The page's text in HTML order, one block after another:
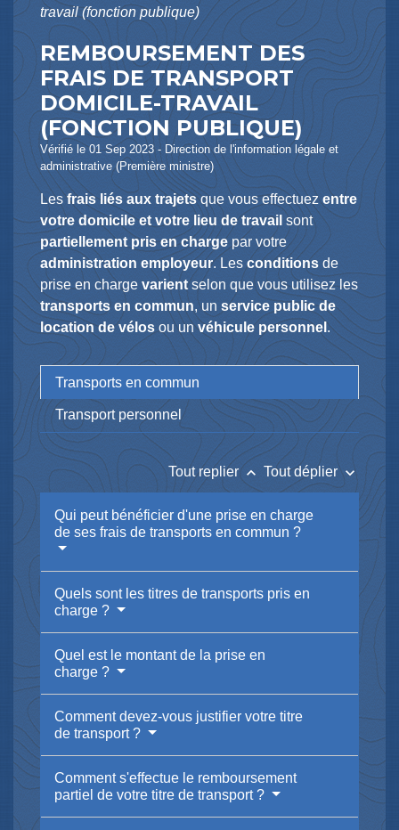
travail (fonction publique)
REMBOURSEMENT DES
FRAIS DE TRANSPORT
DOMICILE-TRAVAIL
(FONCTION PUBLIQUE)
Vérifié le 01 Sep 2023 - Direction de l'information légale et
administrative (Première ministre)
Lesfrais liés aux trajetsque vous effectuezentre
votre domicile et votre lieu de travail sont
partiellement pris en charge par votre
administration employeur. Les conditions de
prise en charge varientselon que vous utilisez les
transports en commun, un service public de
location de vélosou unvéhicule personnel .
Transports en commun
Transport personnel
Tout replierkeyboard_arrow_up Tout déplierkeyboard_arrow_down
Qui peut bénéficier d'une prise en charge
de ses frais de transports en commun ?
Quels sont les titres de transports pris en
charge ?
Quel est le montant de la prise en
charge ?
Comment devez-vous justifier votre titre
de transport ?
Comment s'effectue le remboursement
partiel de votre titre de transport ?